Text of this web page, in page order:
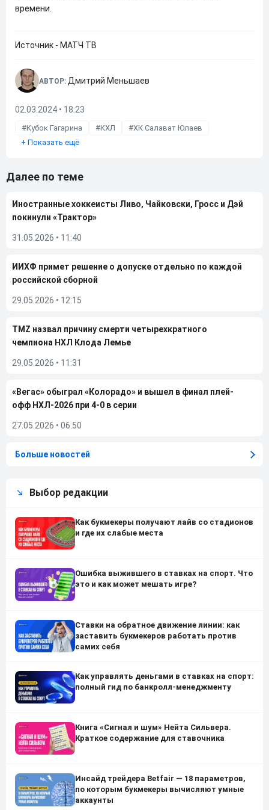
времени.
Источник - МАТЧ ТВ
АВТОР: Дмитрий Меньшаев
02.03.2024 • 18:23
Кубок Гагарина КХЛ
ХК Салават Юлаев
+ Показать ещё
Далее по теме
Иностранные хоккеисты Ливо, Чайковски, Гросс и Дэй
покинули «Трактор»
31.05.2026 • 11:40
ИИХФ примет решение о допуске отдельно по каждой
российской сборной
29.05.2026 • 12:15
TMZ назвал причину смерти четырехкратного
чемпиона НХЛ Клода Лемье
29.05.2026 • 11:31
«Вегас» обыграл «Колорадо» и вышел в финал плей-
офф НХЛ-2026 при 4-0 в серии
27.05.2026 • 06:50
Больше новостей
Выбор редакции
Как букмекеры получают лайв со стадионов
и где их слабые места
Ошибка выжившего в ставках на спорт. Что
это и как может мешать игре?
Ставки на обратное движение линии: как
заставить букмекеров работать против
самих себя
Как управлять деньгами в ставках на спорт:
полный гид по банкролл-менеджменту
Книга «Сигнал и шум» Нейта Сильвера.
Краткое содержание для ставочника
Инсайд трейдера Betfair — 18 параметров,
по которым букмекеры вычисляют умные
аккаунты